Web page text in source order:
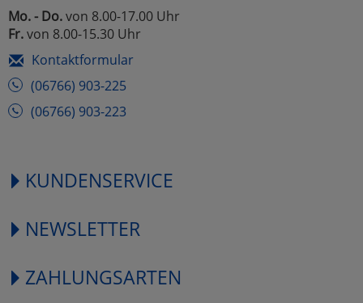
Mo. - Do.von 8.00-17.00 Uhr
Fr.von 8.00-15.30 Uhr
Kontaktformular
(06766) 903-225
(06766) 903-223
KUNDENSERVICE
NEWSLETTER
ZAHLUNGSARTEN